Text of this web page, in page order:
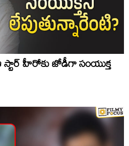
స్టార్ హీరోకు జోడీగా సంయుక్త